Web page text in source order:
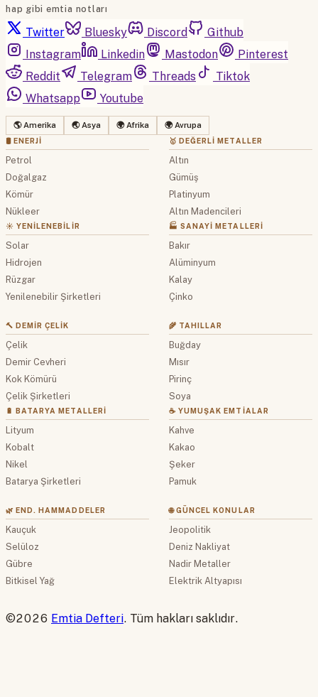
hap gibi emtia notları
Twitter Bluesky Discord
Github
Instagram
Linkedin Mastodon
Pinterest
Reddit
Telegram Threads
Tiktok
Whatsapp
Youtube
🌎 Amerika 🌏 Asya 🌍 Afrika 🌍 Avrupa
🛢 ENERJI
Petrol
Doğalgaz
Kömür
Nükleer
☀️ YENILENEBILIR
Solar
Hidrojen
Rüzgar
Yenilenebilir Şirketleri
🥇 DEĞERLI METALLER
Altın
Gümüş
Platinyum
Altın Madencileri
🏭 SANAYI METALLERI
Bakır
Alüminyum
Kalay
Çinko
🔨 DEMIR ÇELIK
Çelik
Demir Cevheri
Kok Kömürü
Çelik Şirketleri
🔋 BATARYA METALLERI
Lityum
Kobalt
Nikel
Batarya Şirketleri
🌾 TAHILLAR
Buğday
Mısır
Pirinç
Soya
☕ YUMUŞAK EMTIALAR
Kahve
Kakao
Şeker
Pamuk
🌿 END. HAMMADDELER
Kauçuk
Selüloz
Gübre
Bitkisel Yağ
🌐 GÜNCEL KONULAR
Jeopolitik
Deniz Nakliyat
Nadir Metaller
Elektrik Altyapısı
©2026 Emtia Defteri. Tüm hakları saklıdır.